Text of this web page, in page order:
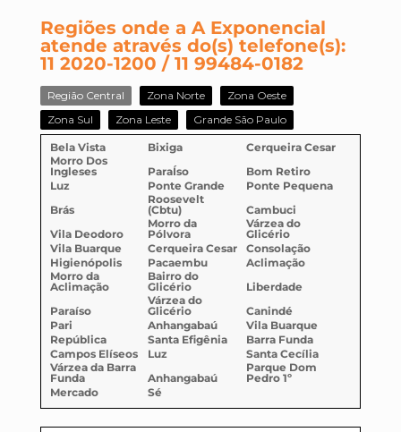
Regiões onde a A Exponencial
atende através do(s) telefone(s):
11 2020-1200 / 11 99484-0182
Região Central Zona Norte
Zona Oeste
Zona Sul
Zona Leste Grande São Paulo
Bela Vista Bixiga
Cerqueira Cesar
Morro Dos
Ingleses
ParaÍso
Bom Retiro
Luz
Ponte Grande
Ponte Pequena
Brás
Roosevelt
(Cbtu)
Cambuci
Vila Deodoro
Morro da
Pólvora
Várzea do
Glicério
Vila Buarque
Cerqueira Cesar
Consolação
Higienópolis
Pacaembu
Aclimação
Morro da
Aclimação
Bairro do
Glicério
Liberdade
Paraíso
Várzea do
Glicério
Canindé
Pari
Anhangabaú
Vila Buarque
República
Santa Efigênia
Barra Funda
Campos Elíseos
Luz
Santa Cecília
Várzea da Barra
Funda
Anhangabaú
Parque Dom
Pedro 1º
Mercado
Sé